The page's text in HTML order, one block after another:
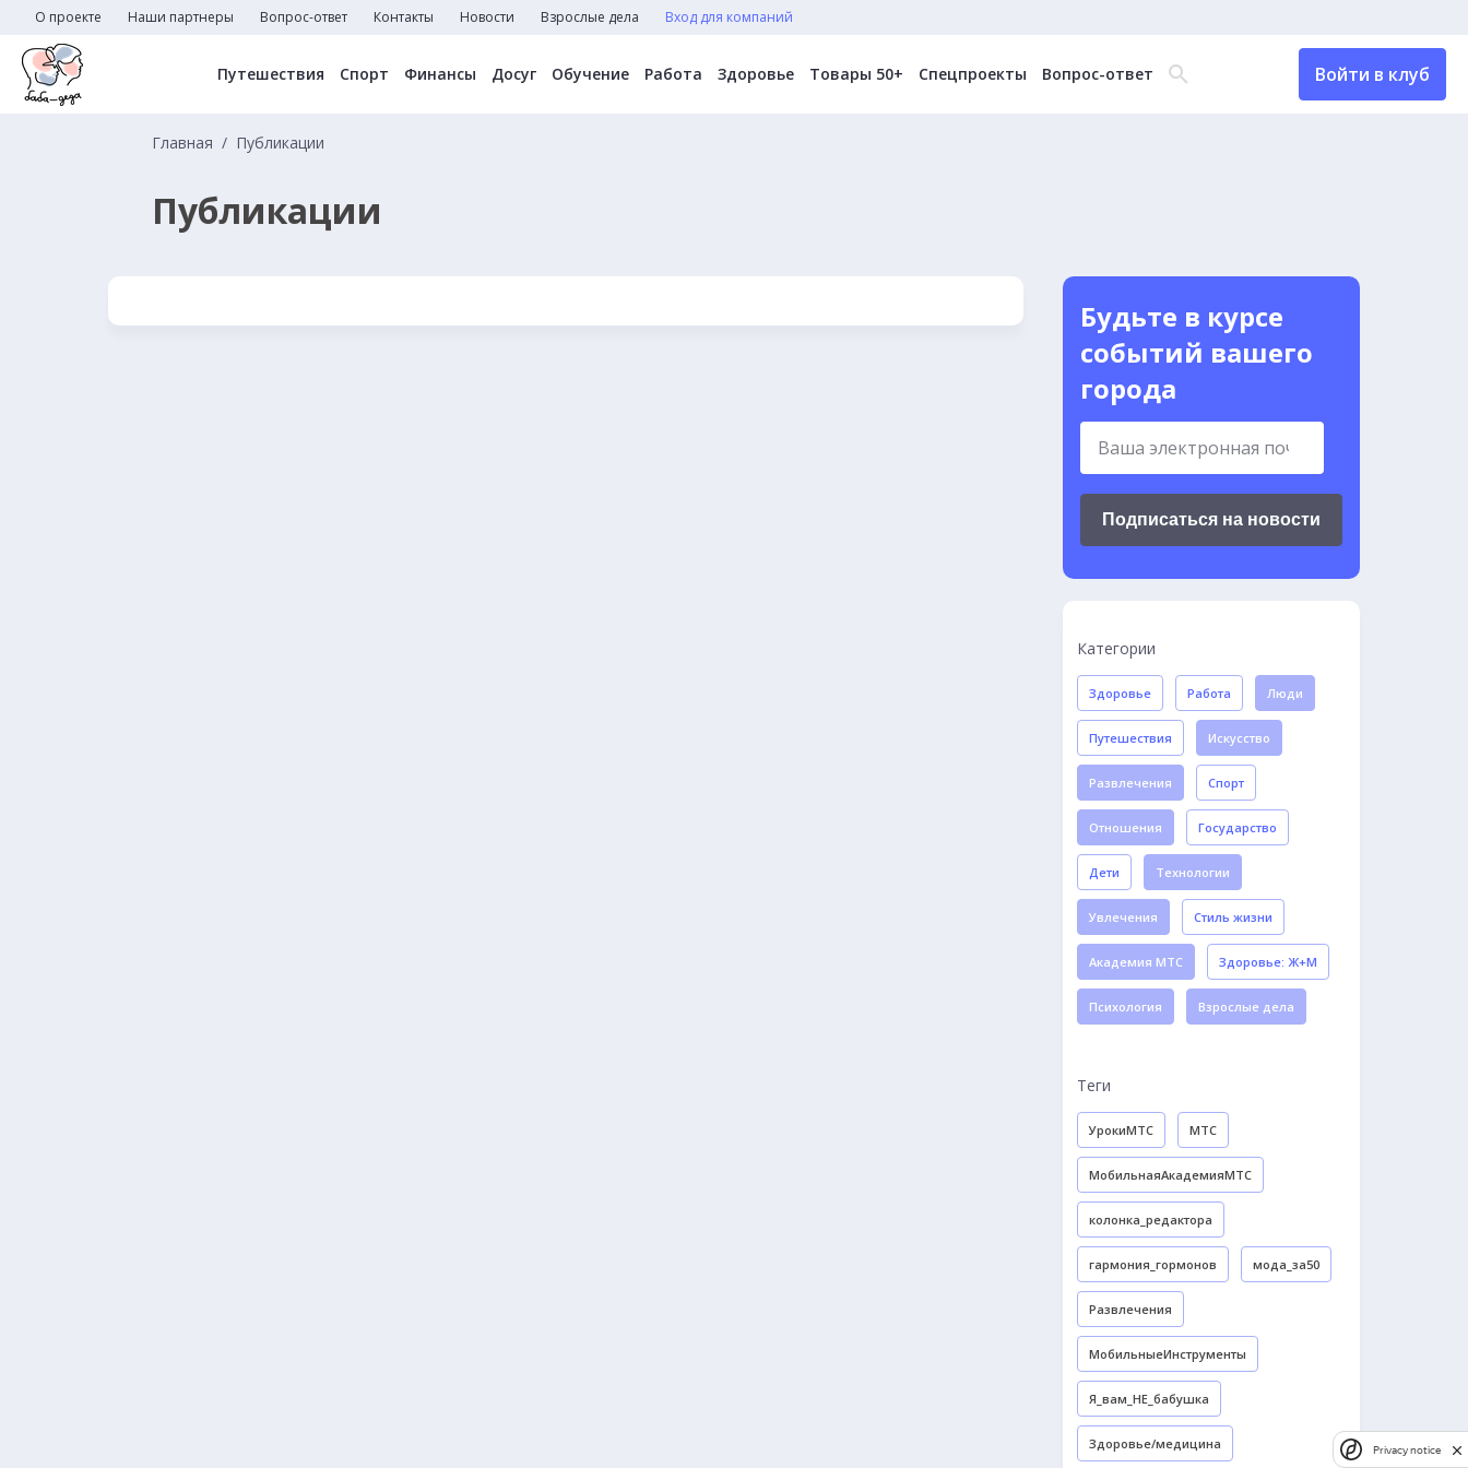
О проекте Наши партнеры Вопрос-ответ Контакты Новости Взрослые дела Вход для компаний
Путешествия Спорт Финансы Досуг Обучение Работа Здоровье Товары 50+ Спецпроекты Вопрос-ответ Войти в клуб
Главная Публикации
Публикации
Будьте в курсе
событий вашего
города
Подписаться на новости
Категории
Здоровье Работа Люди
Путешествия Искусство
Развлечения Спорт
Отношения Государство
Дети Технологии
Увлечения Стиль жизни
Академия МТС Здоровье: Ж+М
Психология Взрослые дела
Теги
УрокиМТС МТС
МобильнаяАкадемияМТС
колонка_редактора
гармония_гормонов мода_за50
Развлечения
МобильныеИнструменты
Я_вам_НЕ_бабушка
Здоровье/медицина Privacy notice